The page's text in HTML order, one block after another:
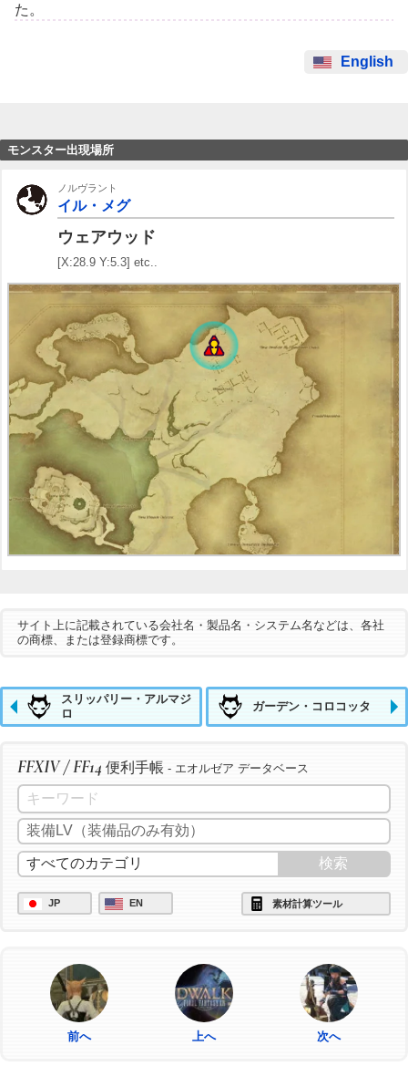
た。
English
モンスター出現場所
ノルヴラント
イル・メグ
ウェアウッド
[X:28.9 Y:5.3] etc..
サイト上に記載されている会社名・製品名・システム名などは、各社
の商標、または登録商標です。
スリッパリー・アルマジ
ロ
ガーデン・コロコッタ
FFXIV / FF14 便利手帳 - エオルゼア データベース
JP EN 素材計算ツール
前へ 上へ 次へ